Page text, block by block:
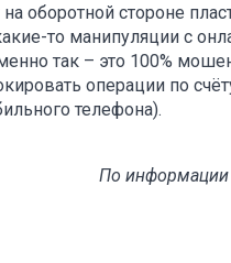
оборотной стороне
то манипуляции с
так – это 100%
операции по
телефона).
По